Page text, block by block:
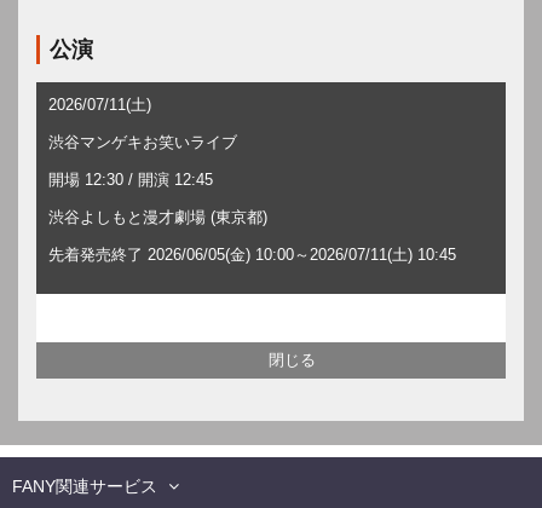
公演
2026/07/11(土)
渋谷マンゲキお笑いライブ
開場 12:30 / 開演 12:45
渋谷よしもと漫才劇場 (東京都)
先着発売終了 2026/06/05(金) 10:00～2026/07/11(土) 10:45
FANY関連サービス